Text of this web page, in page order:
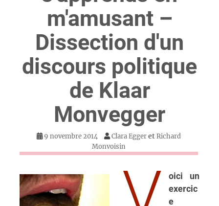
m'amusant –
Dissection d'un
discours politique
de Klaar
Monvegger
9 novembre 2014 Clara EggeretRichard
Monvoisin
oici un
exercic
e